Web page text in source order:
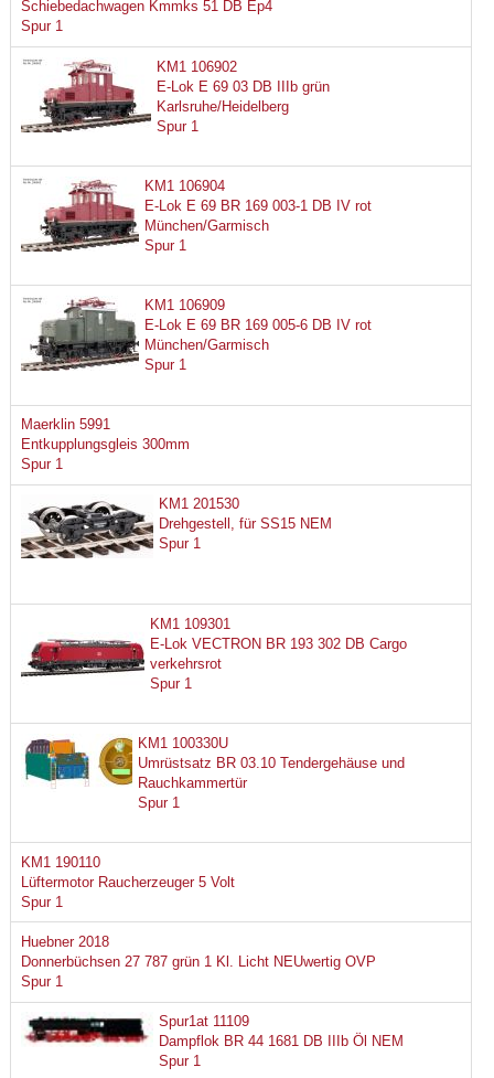
Schiebedachwagen Kmmks 51 DB Ep4
Spur 1
KM1 106902
E-Lok E 69 03 DB IIIb grün
Karlsruhe/Heidelberg
Spur 1
KM1 106904
E-Lok E 69 BR 169 003-1 DB IV rot
München/Garmisch
Spur 1
KM1 106909
E-Lok E 69 BR 169 005-6 DB IV rot
München/Garmisch
Spur 1
Maerklin 5991
Entkupplungsgleis 300mm
Spur 1
KM1 201530
Drehgestell, für SS15 NEM
Spur 1
KM1 109301
E-Lok VECTRON BR 193 302 DB Cargo
verkehrsrot
Spur 1
KM1 100330U
Umrüstsatz BR 03.10 Tendergehäuse und
Rauchkammertür
Spur 1
KM1 190110
Lüftermotor Raucherzeuger 5 Volt
Spur 1
Huebner 2018
Donnerbüchsen 27 787 grün 1 Kl. Licht NEUwertig OVP
Spur 1
Spur1at 11109
Dampflok BR 44 1681 DB IIIb Öl NEM
Spur 1